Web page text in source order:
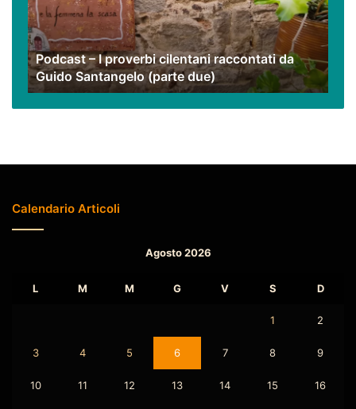
raccontati
da
Guido
Santangelo
(parte
due)
Podcast – I proverbi cilentani raccontati da
Guido Santangelo (parte due)
Calendario Articoli
Agosto 2026
L M M G V S D
1 2
3 4 5 6 7 8 9
10 11 12 13 14 15 16